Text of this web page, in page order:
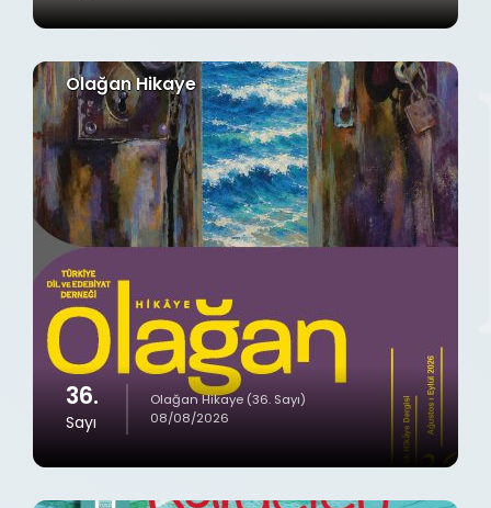
Olağan Hikaye
36.
Sayı
Olağan Hikaye (36. Sayı)
08/08/2026